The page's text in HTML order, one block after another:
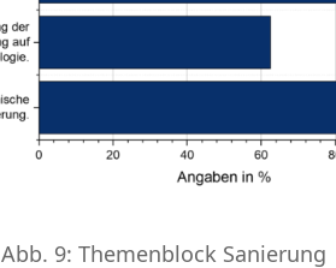
Abb. 9: Themenblock Sanierung